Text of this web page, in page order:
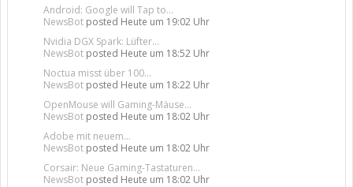
Android: Google will Tap to...
NewsBot posted Heute um 19:02 Uhr
Nvidia DGX Spark: Lüfter...
NewsBot posted Heute um 18:52 Uhr
Noctua misst über 100...
NewsBot posted Heute um 18:22 Uhr
OpenMouse will Gaming-Mäuse...
NewsBot posted Heute um 18:02 Uhr
Adobe mit neuem...
NewsBot posted Heute um 18:02 Uhr
Corsair: Neue Gaming-Tastaturen...
NewsBot posted Heute um 18:02 Uhr